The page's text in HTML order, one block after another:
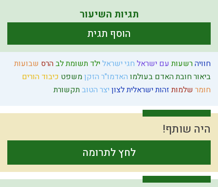
חוויהרשעותעם ישראל חגי ישראלילד תשומת לבהרס שבועות
ביאור חובת האדם בעולמו האדמו"ר הזקןמשפט כיבוד הורים
חומר שלמותזהות ישראליתלצון יצר הטובתקשורת
היה שותף!
לחץ לתרומה
תגיות השיעור
הוסף תגית